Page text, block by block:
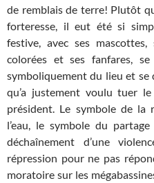
de remblais de terre! Plutôt
forteresse, il eut été si
festive, avec ses mascottes,
colorées et ses fanfares,
symboliquement du lieu et se
qu’a justement voulu tuer
président. Le symbole de la
l’eau, le symbole du
déchaînement d’une
répression pour ne pas
moratoire sur les